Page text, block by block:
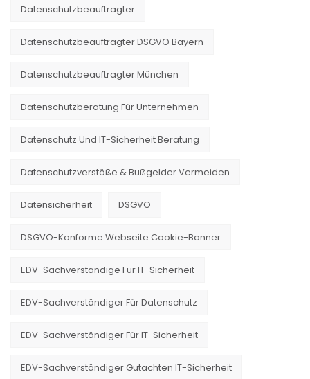
Datenschutzbeauftragter
Datenschutzbeauftragter DSGVO Bayern
Datenschutzbeauftragter München
Datenschutzberatung Für Unternehmen
Datenschutz Und IT-Sicherheit Beratung
Datenschutzverstöße & Bußgelder Vermeiden
Datensicherheit DSGVO
DSGVO-Konforme Webseite Cookie-Banner
EDV-Sachverständige Für IT-Sicherheit
EDV-Sachverständiger Für Datenschutz
EDV-Sachverständiger Für IT-Sicherheit
EDV-Sachverständiger Gutachten IT-Sicherheit